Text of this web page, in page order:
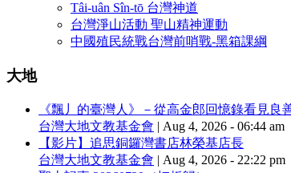
Tâi-uân Sîn-tō 台灣神道
台灣淨山活動 聖山精神運動
中國殖民統戰台灣前哨戰-黑箱課綱
大地
《飄丿的臺灣人》－從高金郎回憶錄看見良
台灣大地文教基金會 | Aug 4, 2026 - 06:44 am
【影片】追思銅鑼灣書店林榮基店長
台灣大地文教基金會 | Aug 4, 2026 - 22:22 pm